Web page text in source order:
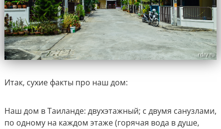
Итак, сухие факты про наш дом:
Наш дом в Таиланде: двухэтажный; с двумя санузлами,
по одному на каждом этаже (горячая вода в душе,